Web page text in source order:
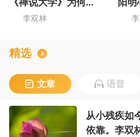
《禅说大学》为何...
李双林
阳明
精选
文章 语音
从小残疾如
依靠。李双